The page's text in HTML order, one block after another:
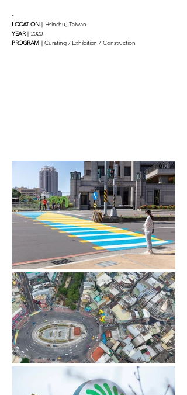
-
LOCATION｜Hsinchu, Taiwan
YEAR｜2020
PROGRAM｜Curating / Exhibition / Construction